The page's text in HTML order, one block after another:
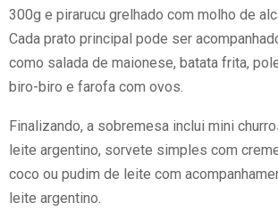
300g e pirarucu grelhado com molho de
Cada prato principal pode ser
como salada de maionese, batata frita,
biro-biro e farofa com ovos.
Finalizando, a sobremesa inclui mini
leite argentino, sorvete simples com
coco ou pudim de leite com
leite argentino.